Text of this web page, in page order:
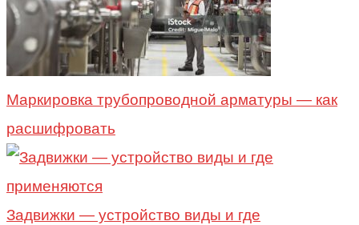
Маркировка трубопроводной арматуры — как
расшифровать
Задвижки — устройство виды и где